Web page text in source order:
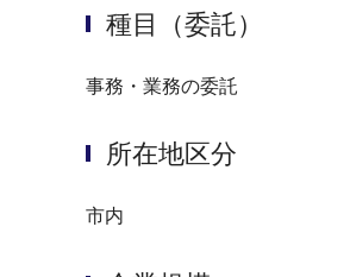
種目（委託）
事務・業務の委託
所在地区分
市内